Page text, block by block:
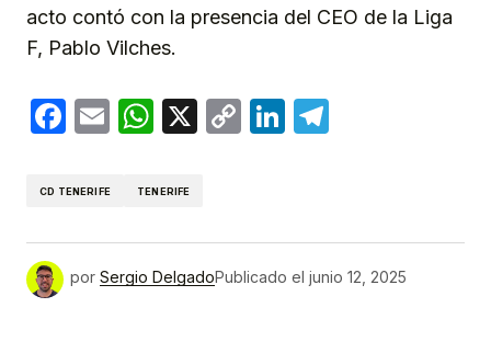
acto contó con la presencia del CEO de la Liga
F, Pablo Vilches.
Facebook
EmailWhatsApp
X
CopyLinkedIn
CD TENERIFE TENERIFE
por Sergio DelgadoPublicado el junio 12, 2025